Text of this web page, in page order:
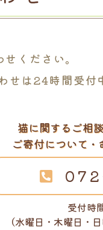
ください。
せは24時間受付
猫に関するご相
ご寄付について
受付時
（水曜日・木曜日・